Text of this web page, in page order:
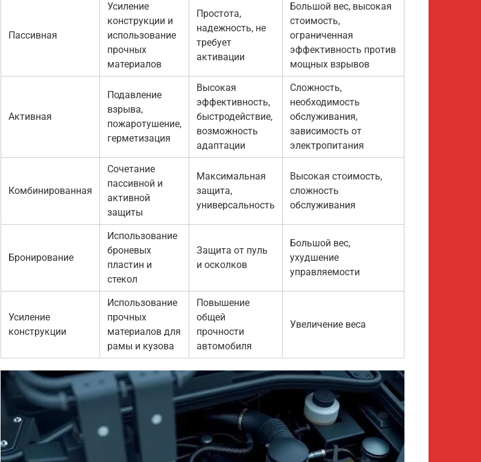
Пассивная
Усиление
конструкции и
использование
прочных
материалов
Простота,
надежность, не
требует
активации
Большой вес, высокая
стоимость,
ограниченная
эффективность против
мощных взрывов
Активная
Подавление
взрыва,
пожаротушение,
герметизация
Высокая
эффективность,
быстродействие,
возможность
адаптации
Сложность,
необходимость
обслуживания,
зависимость от
электропитания
Комбинированная
Сочетание
пассивной и
активной
защиты
Максимальная
защита,
универсальность
Высокая стоимость,
сложность
обслуживания
Бронирование
Использование
броневых
пластин и
стекол
Защита от пуль
и осколков
Большой вес,
ухудшение
управляемости
Усиление
конструкции
Использование
прочных
материалов для
рамы и кузова
Повышение
общей
прочности
автомобиля
Увеличение веса